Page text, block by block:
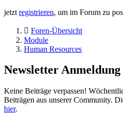
jetzt registrieren, um im Forum zu
Foren-Übersicht
Module
Human Resources
Newsletter Anmeldung
Keine Beiträge verpassen!
Beiträgen aus unserer Community.
hier.